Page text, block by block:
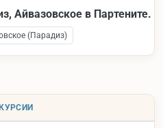
Айвазовское в Партените.
(Парадиз)